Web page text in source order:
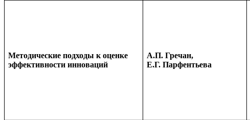
Методические подходы к оценке
эффективности инноваций
А.П. Гречан,
Е.Г. Парфентьева